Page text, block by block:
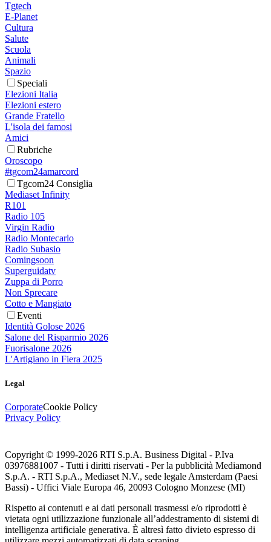
Tgtech
E-Planet
Cultura
Salute
Scuola
Animali
Spazio
Speciali
Elezioni Italia
Elezioni estero
Grande Fratello
L'isola dei famosi
Amici
Rubriche
Oroscopo
#tgcom24amarcord
Tgcom24 Consiglia
Mediaset Infinity
R101
Radio 105
Virgin Radio
Radio Montecarlo
Radio Subasio
Comingsoon
Superguidatv
Zuppa di Porro
Non Sprecare
Cotto e Mangiato
Eventi
Identità Golose 2026
Salone del Risparmio 2026
Fuorisalone 2026
L'Artigiano in Fiera 2025
Legal
CorporateCookie Policy
Privacy Policy
Copyright © 1999-2026 RTI S.p.A. Business Digital - P.Iva
03976881007 - Tutti i diritti riservati - Per la pubblicità Mediamond
S.p.A. - RTI S.p.A., Mediaset N.V., sede legale Amsterdam (Paesi
Bassi) - Uffici Viale Europa 46, 20093 Cologno Monzese (MI)
Rispetto ai contenuti e ai dati personali trasmessi e/o riprodotti è
vietata ogni utilizzazione funzionale all’addestramento di sistemi di
intelligenza artificiale generativa. È altresì fatto divieto espresso di